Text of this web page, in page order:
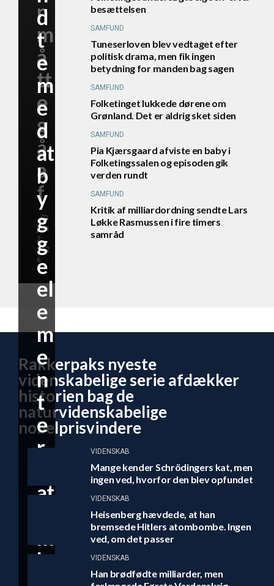
n
m
å
tt
e
g
å
a
f
juni
2,
202
6
besættelsen
SAMFUND
Tuneserloven blev vedtaget efter
politisk drama, men fik ingen
betydning for manden bag sagen
SAMFUND
Folketinget lukkede dørene om
Grønland. Det er aldrig sket siden
SAMFUND
Pia Kjærsgaard afviste en baby i
Folketingssalen og episoden gik
verden rundt
SAMFUND
Kritik af milliardordning sendte Lars
Løkke Rasmussen i fire timers
samråd
Rakkerpaks nyeste
videnskabelige serie afdækker
historien bag de
naturvidenskabelige
nobelprisvindere
d
t
e
m
e
d
at
b
y
g
g
e
el
e
m
e
n
t
e
r
at
b
VIDENSKAB
Mange kender Schrödingers kat, men
ingen ved, hvorfor den blev opfundet
VIDENSKAB
Heisenberg hævdede, at han
bremsede Hitlers atombombe. Ingen
ved, om det passer
VIDENSKAB
Han brødfødte milliarder, men